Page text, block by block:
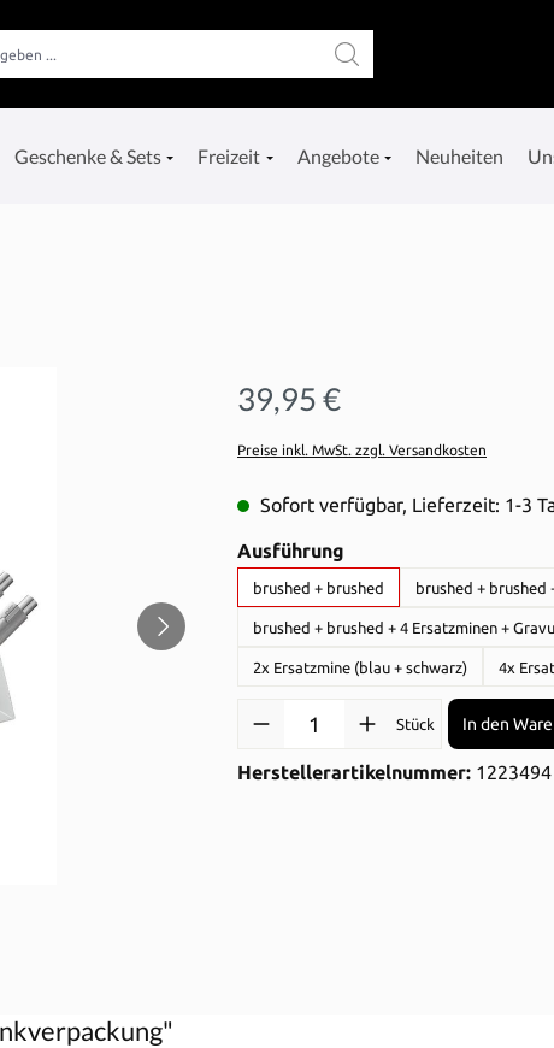
Geschenke & Sets Freizeit Angebote Neuheiten
39,95 €
Preise inkl. MwSt. zzgl. Versandkosten
Sofort verfügbar, Lieferzeit: 1-3
Ausführung
brushed + brushed brushed + brushed
brushed + brushed + 4 Ersatzminen +
2x Ersatzmine (blau + schwarz) 4x
Produkt Anzahl: Gib den
Stück In den
Herstellerartikelnummer: 1223494